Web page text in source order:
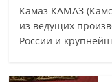
Камаз КАМАЗ
из ведущих
России и